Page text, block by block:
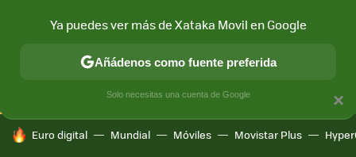
CONECTIVIDAD MÓVIL Y SOCIEDAD APLICACIONES
HOY SE HABLA DE
Euro digital Mundial Móviles Movistar Plus
×
Ya puedes ver más de Xataka Movil en Google
Añádenos como fuente preferida
Solo necesitas una cuenta de Google